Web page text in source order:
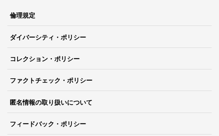
倫理規定
ダイバーシティ・ポリシー
コレクション・ポリシー
ファクトチェック・ポリシー
匿名情報の取り扱いについて
フィードバック・ポリシー